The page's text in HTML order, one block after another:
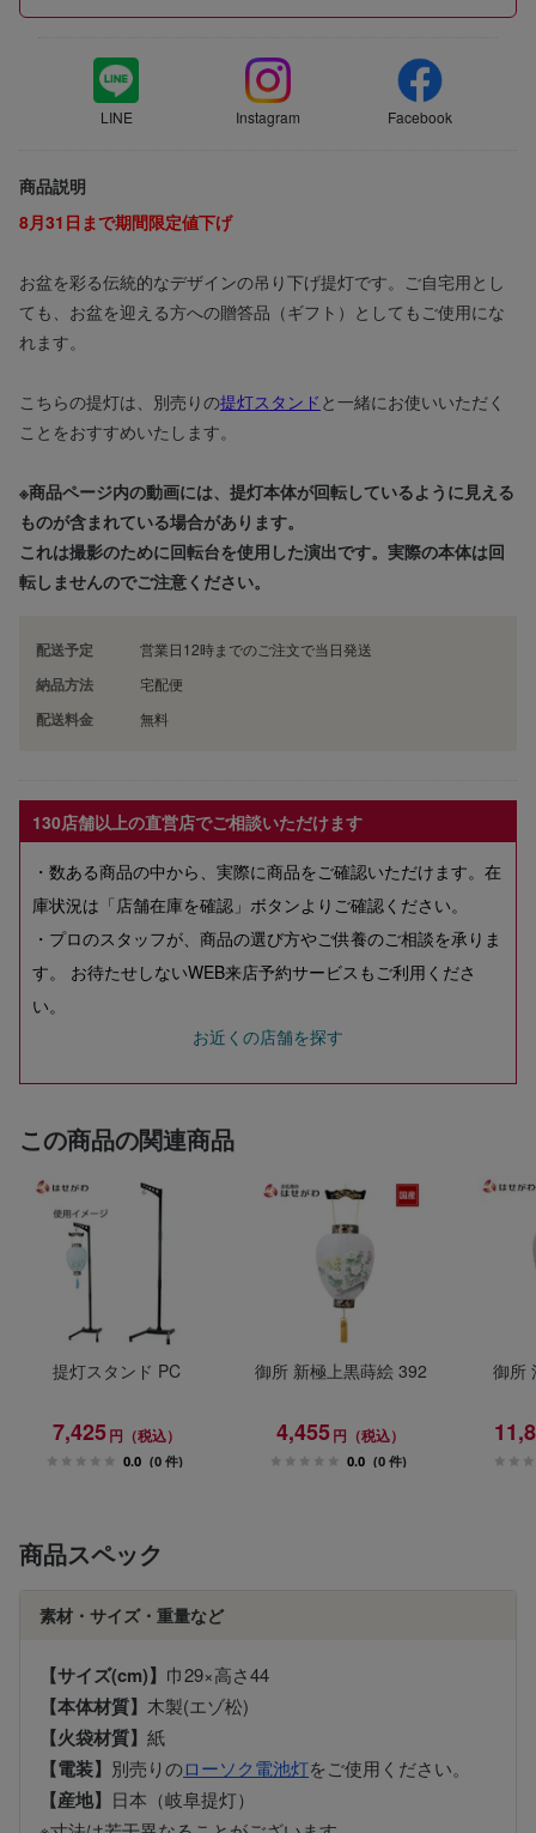
LINE Instagram Facebook
商品説明
8月31日まで期間限定値下げ
お盆を彩る伝統的なデザインの吊り下げ提灯です。ご自宅用とし
ても、お盆を迎える方への贈答品（ギフト）としてもご使用にな
れます。
こちらの提灯は、別売りの提灯スタンド と一緒にお使いいただく
ことをおすすめいたします。
※商品ページ内の動画には、提灯本体が回転しているように見える
ものが含まれている場合があります。
これは撮影のために回転台を使用した演出です。実際の本体は回
転しませんのでご注意ください。
配送予定 営業日12時までのご注文で当日発送
納品方法 宅配便
配送料金 無料
130店舗以上の直営店でご相談いただけます
・数ある商品の中から、実際に商品をご確認いただけます。在
庫状況は「店舗在庫を確認」ボタンよりご確認ください。
・プロのスタッフが、商品の選び方やご供養のご相談を承りま
す。 お待たせしないWEB来店予約サービスもご利用くださ
い。
お近くの店舗を探す
この商品の関連商品
提灯スタンド PC
7,425円（税込）
0.0 (0 件)
御所 新極上黒蒔絵 392
4,455円（税込）
0.0 (0 件)
御所
商品スペック
素材・サイズ・重量など
【サイズ(cm)】 巾29×高さ44
【本体材質】 木製(エゾ松)
【火袋材質】 紙
【電装】 別売りのローソク電池灯をご使用ください。
【産地】 日本（岐阜提灯）